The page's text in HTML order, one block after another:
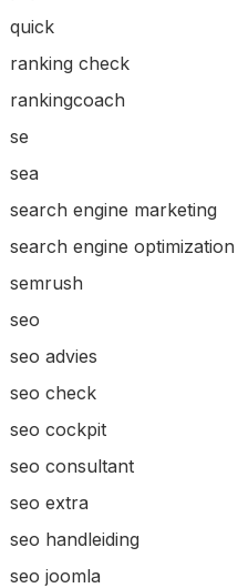
quick
ranking check
rankingcoach
se
sea
search engine marketing
search engine optimization
semrush
seo
seo advies
seo check
seo cockpit
seo consultant
seo extra
seo handleiding
seo joomla